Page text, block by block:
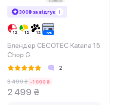
300₴ за відгук
Блендер CECOTEC Katana 15
Chop G
2
3 499 ₴ -1 000 ₴
2 499 ₴